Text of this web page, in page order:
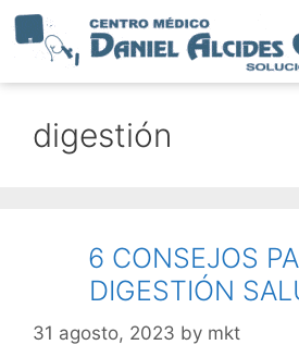
digestión
6 CONSEJOS
DIGESTIÓN
31 agosto, 2023 by mkt